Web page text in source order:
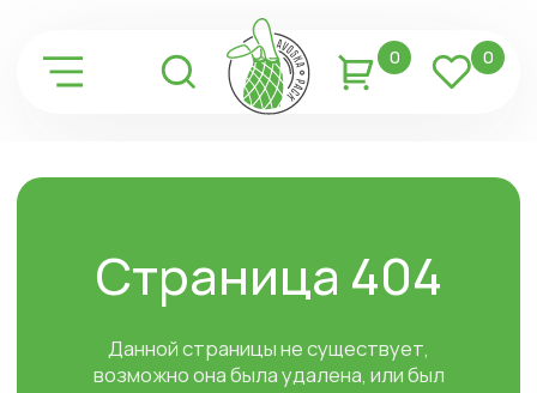
0
возможно она была удалена, или был
введен неверный адрес в адресной строке
На главную